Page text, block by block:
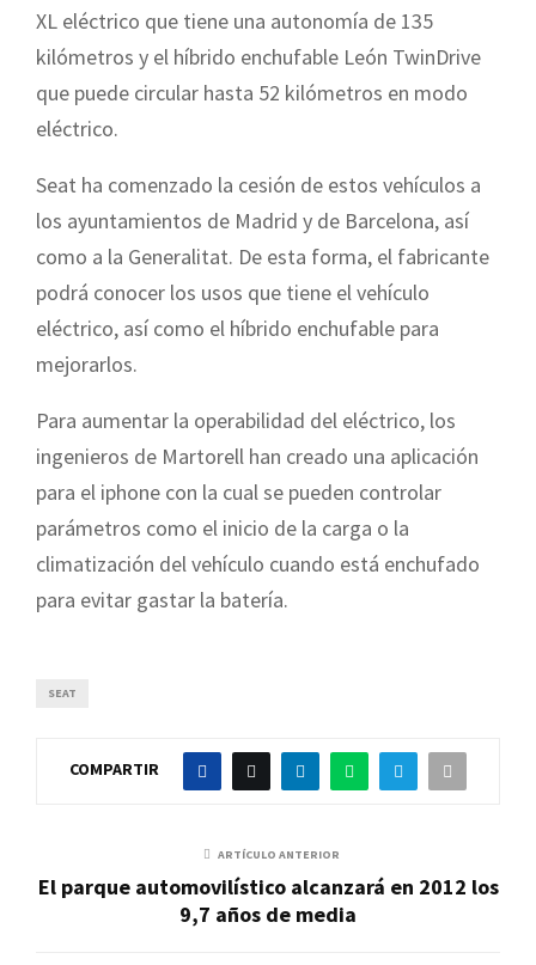
XL eléctrico que tiene una autonomía de 135
kilómetros y el híbrido enchufable León TwinDrive
que puede circular hasta 52 kilómetros en modo
eléctrico.
Seat ha comenzado la cesión de estos vehículos a
los ayuntamientos de Madrid y de Barcelona, así
como a la Generalitat. De esta forma, el fabricante
podrá conocer los usos que tiene el vehículo
eléctrico, así como el híbrido enchufable para
mejorarlos.
Para aumentar la operabilidad del eléctrico, los
ingenieros de Martorell han creado una aplicación
para el iphone con la cual se pueden controlar
parámetros como el inicio de la carga o la
climatización del vehículo cuando está enchufado
para evitar gastar la batería.
SEAT
COMPARTIR
ARTÍCULO ANTERIOR
El parque automovilístico alcanzará en 2012 los
9,7 años de media